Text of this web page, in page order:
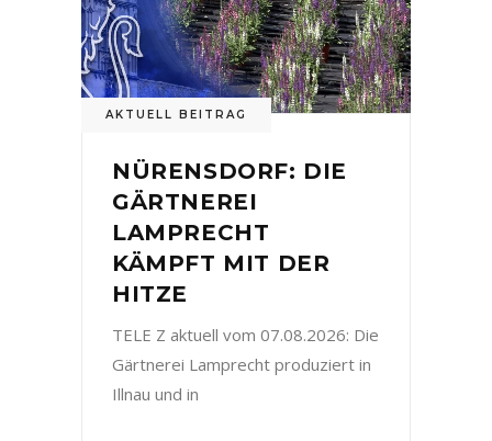
AKTUELL BEITRAG
NÜRENSDORF: DIE
GÄRTNEREI
LAMPRECHT
KÄMPFT MIT DER
HITZE
TELE Z aktuell vom 07.08.2026: Die
Gärtnerei Lamprecht produziert in
Illnau und in